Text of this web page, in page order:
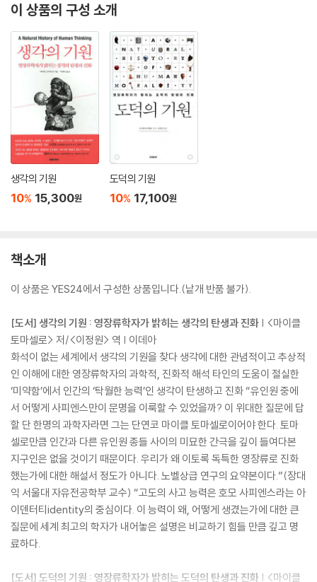
이 상품의 구성 소개
생각의 기원
10% 15,300원
도덕의 기원
10% 17,100원
책소개
이 상품은 YES24에서 구성한 상품입니다.(낱개 반품 불가).
[도서] 생각의 기원 : 영장류학자가 밝히는 생각의 탄생과 진화 | <마이클
토마셀로> 저/<이정원> 역 | 이데아
화석이 없는 세계에서 생각의 기원을 찾다 생각에 대한 관념적이고 추상적
인 이해에 대한 영장류학자의 과학적, 진화적 해석 타인의 도움이 절실한
‘미약함’에서 인간의 ‘탁월한 능력’인 생각이 탄생하고 진화 “유인원 중에
서 어떻게 사피엔스만이 문명을 이룩할 수 있었을까? 이 위대한 질문에 답
할 단 한명의 과학자라면 그는 단연코 마이클 토마셀로이어야 한다. 토마
셀로만큼 인간과 다른 유인원 종들 사이의 미묘한 간극을 깊이 들여다본
지구인은 없을 것이기 때문이다. 우리가 왜 이토록 독특한 영장류로 진화
했는가에 대한 해설서 정도가 아니다. 노벨상급 연구의 요약본이다.”(장대
익 서울대 자유전공학부 교수) “고도의 사고 능력은 호모 사피엔스라는 아
이덴터티identity의 중심이다. 이 능력이 왜, 어떻게 생겼는가에 대한 큰
질문에 세계 최고의 학자가 내어놓은 설명은 비교하기 힘들 만큼 깊고 명
료하다.
[도서] 도덕의 기원 : 영장류학자가 밝히는 도덕의 탄생과 진화 | <마이클